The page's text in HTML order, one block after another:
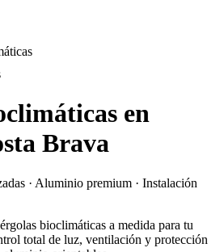
en
Brava
· Aluminio premium · Instalación
bioclimáticas a medida para tu
total de luz, ventilación y protección